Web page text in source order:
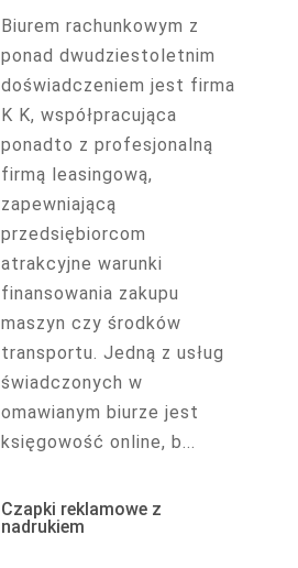
Biurem rachunkowym z
ponad dwudziestoletnim
doświadczeniem jest firma
K K, współpracująca
ponadto z profesjonalną
firmą leasingową,
zapewniającą
przedsiębiorcom
atrakcyjne warunki
finansowania zakupu
maszyn czy środków
transportu. Jedną z usług
świadczonych w
omawianym biurze jest
księgowość online, b...
Czapki reklamowe z
nadrukiem